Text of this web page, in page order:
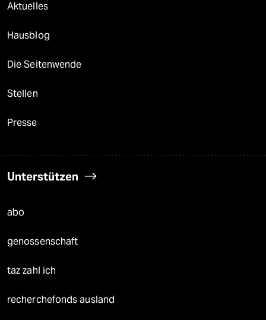
Aktuelles
Hausblog
Die Seitenwende
Stellen
Presse
Unterstützen
abo
genossenschaft
taz zahl ich
recherchefonds ausland